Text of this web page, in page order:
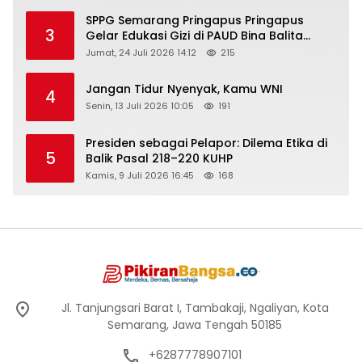
3
SPPG Semarang Pringapus Pringapus
Gelar Edukasi Gizi di PAUD Bina Balita
Peringati Hari Anak Nasional 2026
Jumat, 24 Juli 2026 14:12 215
4 Jangan Tidur Nyenyak, Kamu WNI
Senin, 13 Juli 2026 10:05 191
5
Presiden sebagai Pelapor: Dilema Etika di
Balik Pasal 218–220 KUHP
Kamis, 9 Juli 2026 16:45 168
Jl. Tanjungsari Barat I, Tambakaji, Ngaliyan, Kota
Semarang, Jawa Tengah 50185
+6287778907101